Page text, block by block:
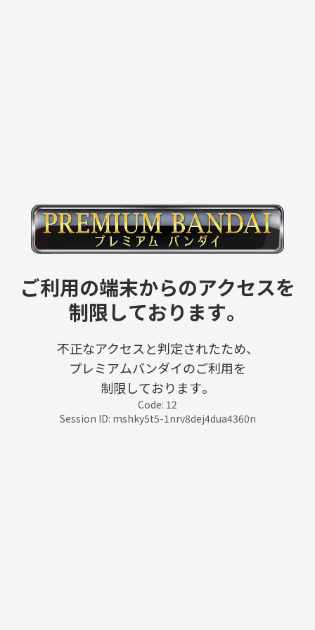
ご利用の端末からのアクセスを
制限しております。
不正なアクセスと判定されたため、
プレミアムバンダイのご利用を
制限しております。
Code: 12
Session ID: mshky5t5-1nrv8dej4dua4360n